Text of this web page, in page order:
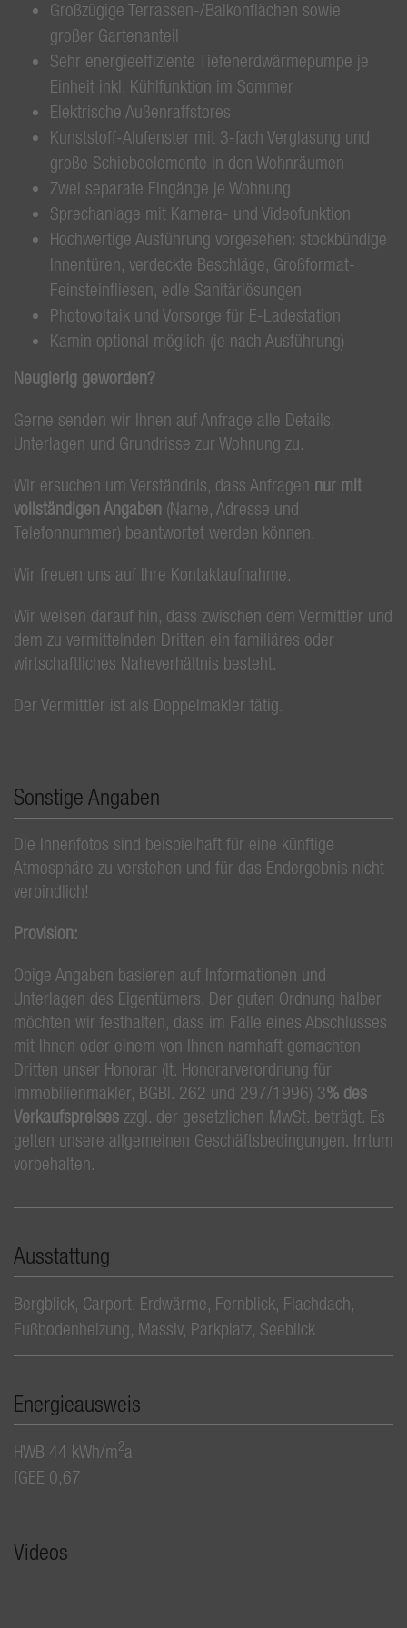
Großzügige Terrassen-/Balkonflächen sowie
großer Gartenanteil
Sehr energieeffiziente Tiefenerdwärmepumpe je
Einheit inkl. Kühlfunktion im Sommer
Elektrische Außenraffstores
Kunststoff-Alufenster mit 3-fach Verglasung und
große Schiebeelemente in den Wohnräumen
Zwei separate Eingänge je Wohnung
Sprechanlage mit Kamera- und Videofunktion
Hochwertige Ausführung vorgesehen: stockbündige
Innentüren, verdeckte Beschläge, Großformat-
Feinsteinfliesen, edle Sanitärlösungen
Photovoltaik und Vorsorge für E-Ladestation
Kamin optional möglich (je nach Ausführung)
Neugierig geworden?
Gerne senden wir Ihnen auf Anfrage alle Details,
Unterlagen und Grundrisse zur Wohnung zu.
Wir ersuchen um Verständnis, dass Anfragen nur mit
vollständigen Angaben (Name, Adresse und
Telefonnummer) beantwortet werden können.
Wir freuen uns auf Ihre Kontaktaufnahme.
Wir weisen darauf hin, dass zwischen dem Vermittler und
dem zu vermittelnden Dritten ein familiäres oder
wirtschaftliches Naheverhältnis besteht.
Der Vermittler ist als Doppelmakler tätig.
Sonstige Angaben
Die Innenfotos sind beispielhaft für eine künftige
Atmosphäre zu verstehen und für das Endergebnis nicht
verbindlich!
Provision:
Obige Angaben basieren auf Informationen und
Unterlagen des Eigentümers. Der guten Ordnung halber
möchten wir festhalten, dass im Falle eines Abschlusses
mit Ihnen oder einem von Ihnen namhaft gemachten
Dritten unser Honorar (lt. Honorarverordnung für
Immobilienmakler, BGBl. 262 und 297/1996) 3% des
Verkaufspreises zzgl. der gesetzlichen MwSt. beträgt. Es
gelten unsere allgemeinen Geschäftsbedingungen. Irrtum
vorbehalten.
Ausstattung
Bergblick Carport Erdwärme Fernblick Flachdach
Fußbodenheizung Massiv Parkplatz Seeblick
Energieausweis
HWB 44 kWh/m2a
fGEE 0,67
Videos